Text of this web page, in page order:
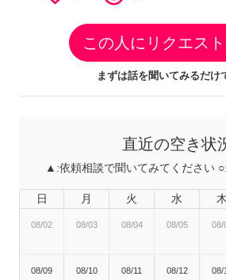
この人にリクエス
まずは話を聞いてみるだけ
直近の空き状
▲:依頼相談で聞いてみてください ○:
日 月 火 水 木
08/02 08/03 08/04 08/05 08/
08/09 08/10 08/11 08/12 08/